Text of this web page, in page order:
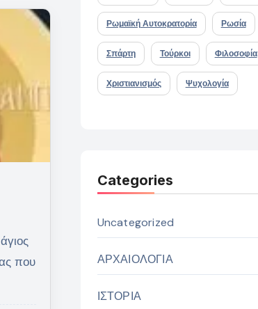
που
Ρωμαϊκή Αυτοκρατορία Ρωσία
Σπάρτη Τούρκοι Φιλοσοφία
Χριστιανισμός Ψυχολογία
Categories
Uncategorized
ΑΡΧΑΙΟΛΟΓΙΑ
ΙΣΤΟΡΙΑ